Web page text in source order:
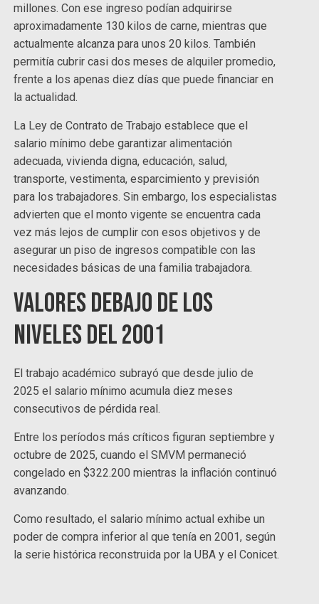
millones. Con ese ingreso podían adquirirse
aproximadamente 130 kilos de carne, mientras que
actualmente alcanza para unos 20 kilos. También
permitía cubrir casi dos meses de alquiler promedio,
frente a los apenas diez días que puede financiar en
la actualidad.
La Ley de Contrato de Trabajo establece que el
salario mínimo debe garantizar alimentación
adecuada, vivienda digna, educación, salud,
transporte, vestimenta, esparcimiento y previsión
para los trabajadores. Sin embargo, los especialistas
advierten que el monto vigente se encuentra cada
vez más lejos de cumplir con esos objetivos y de
asegurar un piso de ingresos compatible con las
necesidades básicas de una familia trabajadora.
Valores debajo de los
niveles del 2001
El trabajo académico subrayó que desde julio de
2025 el salario mínimo acumula diez meses
consecutivos de pérdida real.
Entre los períodos más críticos figuran septiembre y
octubre de 2025, cuando el SMVM permaneció
congelado en $322.200 mientras la inflación continuó
avanzando.
Como resultado, el salario mínimo actual exhibe un
poder de compra inferior al que tenía en 2001, según
la serie histórica reconstruida por la UBA y el Conicet.